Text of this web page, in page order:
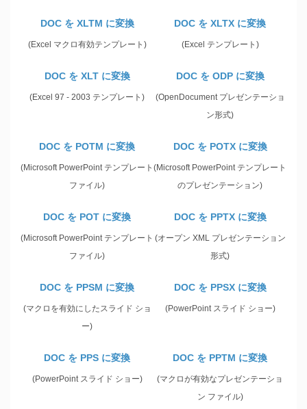
DOC を XLTM に変換
(Excel マクロ有効テンプレート)
DOC を XLTX に変換
(Excel テンプレート)
DOC を XLT に変換
(Excel 97 - 2003 テンプレート)
DOC を ODP に変換
(OpenDocument プレゼンテーショ
ン形式)
DOC を POTM に変換
(Microsoft PowerPoint テンプレート
ファイル)
DOC を POTX に変換
(Microsoft PowerPoint テンプレート
のプレゼンテーション)
DOC を POT に変換
(Microsoft PowerPoint テンプレート
ファイル)
DOC を PPTX に変換
(オープン XML プレゼンテーション
形式)
DOC を PPSM に変換
(マクロを有効にしたスライド ショ
ー)
DOC を PPSX に変換
(PowerPoint スライド ショー)
DOC を PPS に変換
(PowerPoint スライド ショー)
DOC を PPTM に変換
(マクロが有効なプレゼンテーショ
ン ファイル)